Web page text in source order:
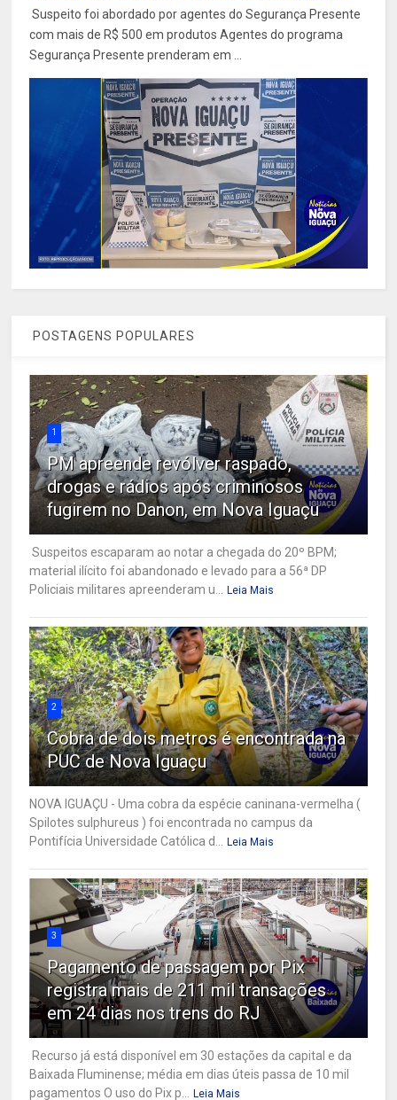
Suspeito foi abordado por agentes do Segurança Presente
com mais de R$ 500 em produtos Agentes do programa
Segurança Presente prenderam em ...
POSTAGENS POPULARES
1
PM apreende revólver raspado,
drogas e rádios após criminosos
fugirem no Danon, em Nova Iguaçu
Suspeitos escaparam ao notar a chegada do 20º BPM;
material ilícito foi abandonado e levado para a 56ª DP
Policiais militares apreenderam u...
Leia Mais
2
Cobra de dois metros é encontrada na
PUC de Nova Iguaçu
NOVA IGUAÇU - Uma cobra da espécie caninana-vermelha (
Spilotes sulphureus ) foi encontrada no campus da
Pontifícia Universidade Católica d...
Leia Mais
3
Pagamento de passagem por Pix
registra mais de 211 mil transações
em 24 dias nos trens do RJ
Recurso já está disponível em 30 estações da capital e da
Baixada Fluminense; média em dias úteis passa de 10 mil
pagamentos O uso do Pix p...
Leia Mais